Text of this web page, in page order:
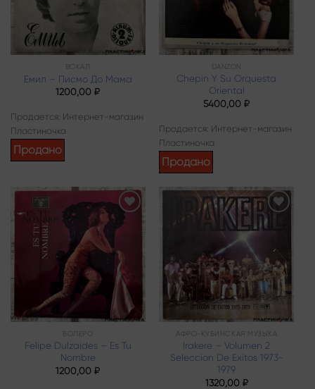
ВОКАЛ
Емил – Писмо До Мама
1200,00₽
Продается: Интернет-магазин
Пластиночка
Продано
DANZON
Chepin Y Su Orquesta
Oriental
5400,00₽
Продается: Интернет-магазин
Пластиночка
Продано
Add to
wishlist
БОЛЕРО
Felipe Dulzaides – Es Tu
Nombre
1200,00₽
Add to
wishlist
АФРО-КУБИНСКАЯ МУЗЫКА
Irakere – Volumen 2
Seleccion De Exitos 1973-
1979
1320,00 ₽